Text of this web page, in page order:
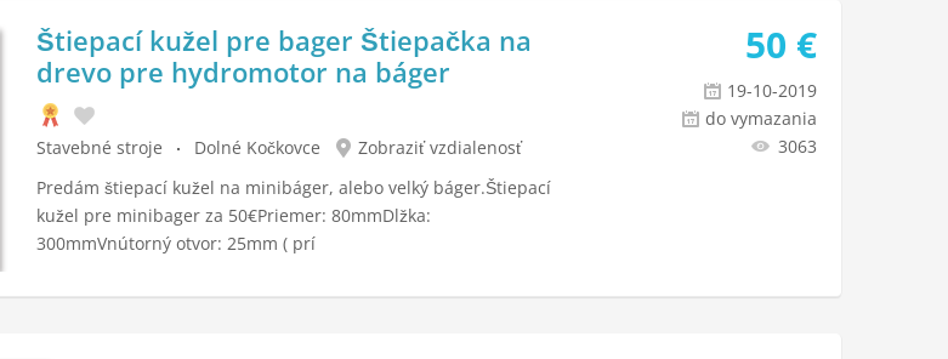
Štiepací kužel pre bager Štiepačka na
drevo pre hydromotor na báger
Stavebné stroje Dolné Kočkovce
Zobraziť vzdialenosť
Predám štiepací kužel na minibáger, alebo velký báger.Štiepací
kužel pre minibager za 50€Priemer: 80mmDlžka:
300mmVnútorný otvor: 25mm ( prí
50 €
19-10-2019
do vymazania
3063